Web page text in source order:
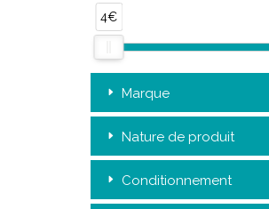
4€
Marque
Nature de produit
Conditionnement